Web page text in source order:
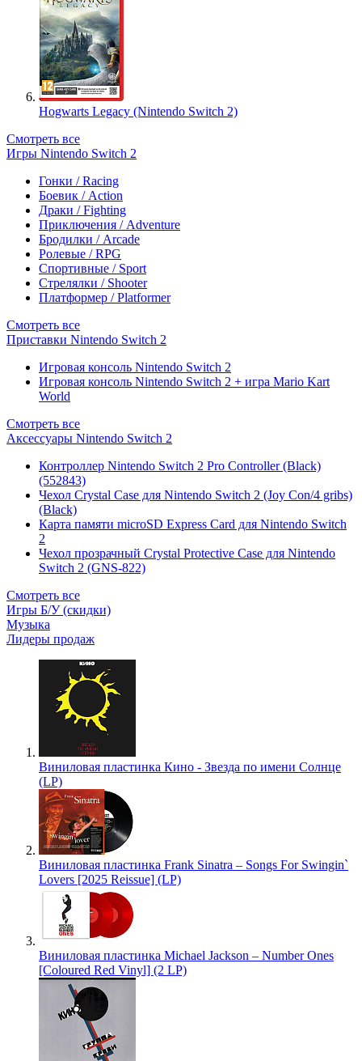
Hogwarts Legacy (Nintendo Switch 2)
Смотреть все
Игры Nintendo Switch 2
Гонки / Racing
Боевик / Action
Драки / Fighting
Приключения / Adventure
Бродилки / Arcade
Ролевые / RPG
Спортивные / Sport
Стрелялки / Shooter
Платформер / Platformer
Смотреть все
Приставки Nintendo Switch 2
Игровая консоль Nintendo Switch 2
Игровая консоль Nintendo Switch 2 + игра Mario Kart
World
Смотреть все
Аксессуары Nintendo Switch 2
Контроллер Nintendo Switch 2 Pro Controller (Black)
(552843)
Чехол Сrystal Сase для Nintendo Switch 2 (Joy Con/4 gribs)
(Black)
Карта памяти microSD Express Card для Nintendo Switch
2
Чехол прозрачный Crystal Protective Case для Nintendo
Switch 2 (GNS-822)
Смотреть все
Игры Б/У (скидки)
Музыка
Лидеры продаж
Виниловая пластинка Кино - Звезда по имени Солнце
(LP)
Виниловая пластинка Frank Sinatra – Songs For Swingin`
Lovers [2025 Reissue] (LP)
Виниловая пластинка Michael Jackson – Number Ones
[Coloured Red Vinyl] (2 LP)